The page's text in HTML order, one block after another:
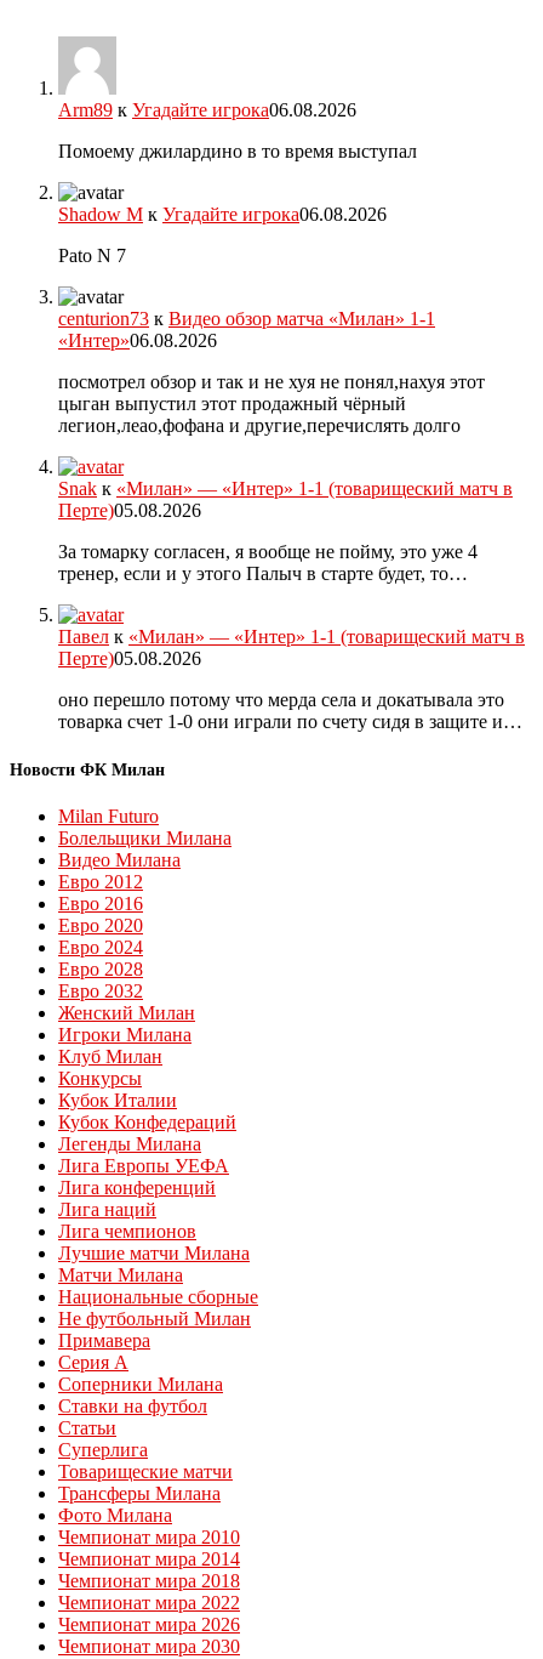
Arm89 к Угадайте игрока06.08.2026
Помоему джилардино в то время выступал
Shadow M к Угадайте игрока06.08.2026
Pato N 7
centurion73 к Видео обзор матча «Милан» 1-1
«Интер»06.08.2026
посмотрел обзор и так и не хуя не понял,нахуя этот
цыган выпустил этот продажный чёрный
легион,леао,фофана и другие,перечислять долго
Snak к «Милан» — «Интер» 1-1 (товарищеский матч в
Перте)05.08.2026
За томарку согласен, я вообще не пойму, это уже 4
тренер, если и у этого Палыч в старте будет, то…
Павел к «Милан» — «Интер» 1-1 (товарищеский матч в
Перте)05.08.2026
оно перешло потому что мерда села и докатывала это
товарка счет 1-0 они играли по счету сидя в защите и…
Новости ФК Милан
Milan Futuro
Болельщики Милана
Видео Милана
Евро 2012
Евро 2016
Евро 2020
Евро 2024
Евро 2028
Евро 2032
Женский Милан
Игроки Милана
Клуб Милан
Конкурсы
Кубок Италии
Кубок Конфедераций
Легенды Милана
Лига Европы УЕФА
Лига конференций
Лига наций
Лига чемпионов
Лучшие матчи Милана
Матчи Милана
Национальные сборные
Не футбольный Милан
Примавера
Серия А
Соперники Милана
Ставки на футбол
Статьи
Суперлига
Товарищеские матчи
Трансферы Милана
Фото Милана
Чемпионат мира 2010
Чемпионат мира 2014
Чемпионат мира 2018
Чемпионат мира 2022
Чемпионат мира 2026
Чемпионат мира 2030